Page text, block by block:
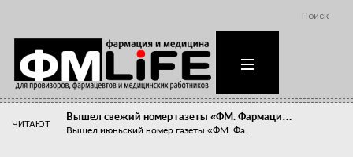
Поиск
ЧИТАЮТ
Вышел свежий номер газеты «ФМ. Фармаци…
Вышел июньский номер газеты «ФМ. Фа...